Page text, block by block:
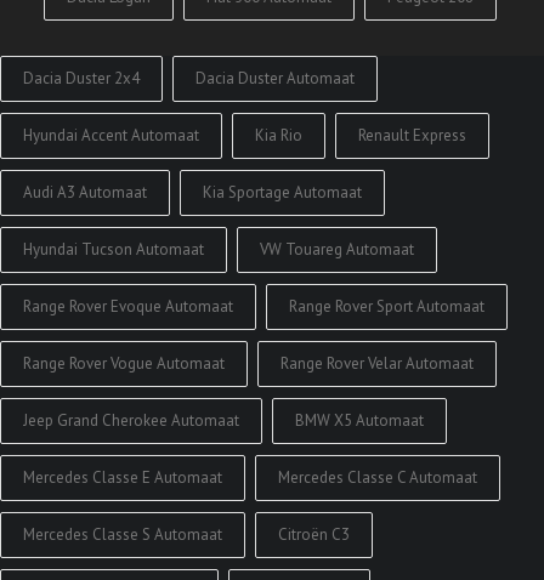
Dacia Duster 2x4 Dacia Duster Automaat
Hyundai Accent Automaat Kia Rio Renault Express
Audi A3 Automaat Kia Sportage Automaat
Hyundai Tucson Automaat VW Touareg Automaat
Range Rover Evoque Automaat Range Rover Sport Automaat
Range Rover Vogue Automaat Range Rover Velar Automaat
Jeep Grand Cherokee Automaat BMW X5 Automaat
Mercedes Classe E Automaat Mercedes Classe C Automaat
Mercedes Classe S Automaat Citroën C3